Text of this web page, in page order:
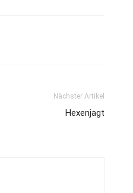
Nächster Artikel
Hexenjagt